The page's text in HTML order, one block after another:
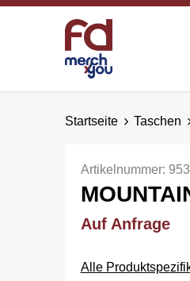
Startseite Taschen
Artikelnummer:
Auf Anfrage
Alle